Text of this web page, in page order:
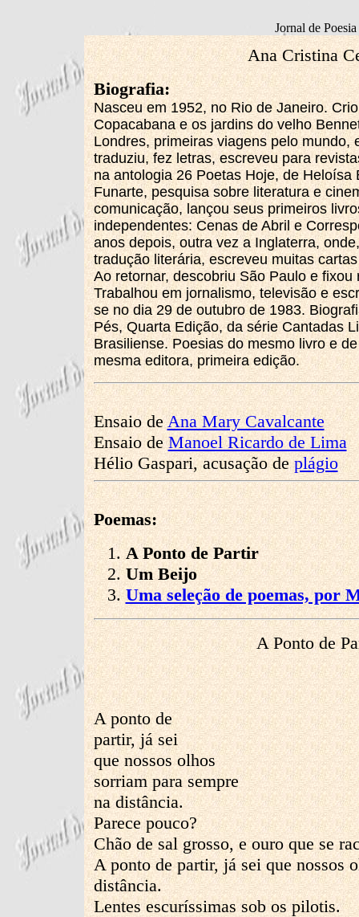
Jornal de Poesia
Ana Cristina
Biografia:
Nasceu em 1952, no Rio de Janeiro.
Copacabana e os jardins do velho
Londres, primeiras viagens pelo mundo,
traduziu, fez letras, escreveu para
na antologia 26 Poetas Hoje, de Heloísa
Funarte, pesquisa sobre literatura e
comunicação, lançou seus primeiros
independentes: Cenas de Abril e
anos depois, outra vez a Inglaterra,
tradução literária, escreveu muitas
Ao retornar, descobriu São Paulo e fixou
Trabalhou em jornalismo, televisão e
se no dia 29 de outubro de 1983.
Pés, Quarta Edição, da série Cantadas
Brasiliense. Poesias do mesmo livro e
mesma editora, primeira edição.
Ensaio deAna Mary Cavalcante
Ensaio deManoel Ricardo de Lima
Hélio Gaspari, acusação deplágio
Poemas:
A Ponto de Partir
Um Beijo
Uma seleção de poemas, por
A Ponto de
A ponto de
partir, já sei
que nossos olhos
sorriam para sempre
na distância.
Parece pouco?
Chão de sal grosso, e ouro que se
A ponto de partir, já sei que nossos
distância.
Lentes escuríssimas sob os pilotis.